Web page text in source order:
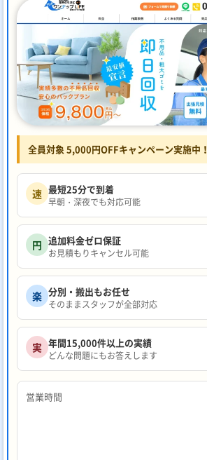
全員対象 5,000円OFFキャンペーン実施中！
速 最短25分で到着
早朝・深夜でも対応可能
円 追加料金ゼロ保証
お見積もりキャンセル可能
楽 分別・搬出もお任せ
そのままスタッフが全部対応
実 年間15,000件以上の実績
どんな問題にもお答えします
営業時間